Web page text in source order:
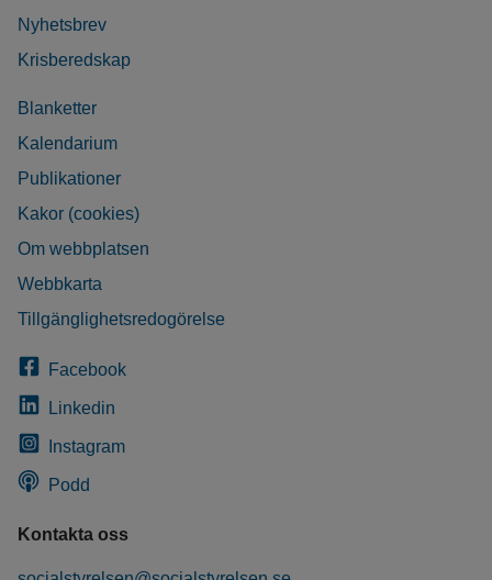
Nyhetsbrev
Krisberedskap
Blanketter
Kalendarium
Publikationer
Kakor (cookies)
Om webbplatsen
Webbkarta
Tillgänglighetsredogörelse
Facebook
Linkedin
Instagram
Podd
Kontakta oss